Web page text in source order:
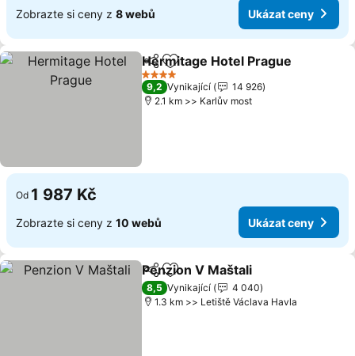
Zobrazte si ceny z 8 webů Ukázat ceny
SdíletPřidat na seznam oblíbených
Hermitage Hotel Prague
4 Počet hvězdiček
9,2 Vynikající
14 926
2.1 km >> Karlův most
Od 1 987 Kč
Zobrazte si ceny z 10 webů Ukázat ceny
SdíletPřidat na seznam oblíbených
Penzion V Maštali
8,5 Vynikající
4 040
1.3 km >> Letiště Václava Havla